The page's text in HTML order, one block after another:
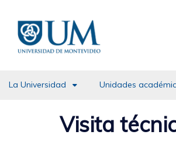
contenido
principal
La Universidad Unidades
Visita